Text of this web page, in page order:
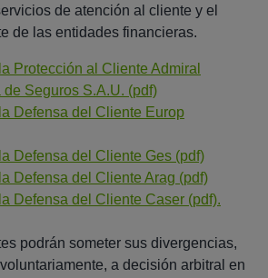
de atención al cliente y el
de las entidades financieras.
Protección al Cliente Admiral
Seguros S.A.U. (pdf)
Defensa del Cliente Europ
Defensa del Cliente Ges (pdf)
Defensa del Cliente Arag (pdf)
Defensa del Cliente Caser (pdf).
podrán someter sus divergencias,
a decisión arbitral en